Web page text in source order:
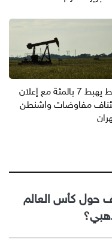
النفط يهبط 7 بالمئة مع إعلان
مفاوضات واشنطن
كيف حول كأس العالم